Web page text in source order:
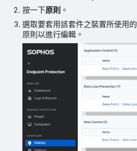
按一下原則 。
選取要套用該套件之裝置所使用的
原則以進行編輯。